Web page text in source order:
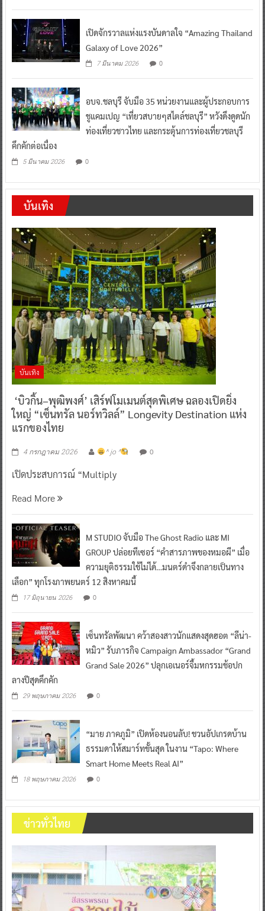
เปิดจักรวาลแห่งแรงบันดาลใจ “Amazing Thailand
Galaxy of Love 2026”
7 มีนาคม 2026 0
อบจ.ชลบุรี จับมือ 35 หน่วยงานและผู้ประกอบการ
ชูแคมเปญ “เที่ยวสบายๆสไตล์ชลบุรี” หวังดึงดูดนัก
ท่องเที่ยวชาวไทย และกระตุ้นการท่องเที่ยวชลบุรี
คึกคักต่อเนื่อง
5 มีนาคม 2026 0
บันเทิง
บันเทิง
‘บิวกิ้น–พุฒิพงศ์’ เสิร์ฟโมเมนต์สุดพิเศษ ฉลองเปิดยิ่ง
ใหญ่ “เซ็นทรัล นอร์ทวิลล์” Longevity Destination แห่ง
แรกของไทย
4 กรกฎาคม 2026 ^ jo ^ 0
เปิดประสบการณ์ “Multiply
Read More
M STUDIO จับมือ The Ghost Radio และ MI
GROUP ปล่อยทีเซอร์ “คำสารภาพของหมอผี” เมื่อ
ความยุติธรรมใช้ไม่ได้…มนตร์ดำจึงกลายเป็นทาง
เลือก” ทุกโรงภาพยนตร์ 12 สิงหาคมนี้
17 มิถุนายน 2026 0
เซ็นทรัลพัฒนา คว้าสองสาวนักแสดงสุดฮอต “ลีน่า-
หมิว” รับภารกิจ Campaign Ambassador “Grand
Grand Sale 2026” ปลุกเอเนอร์จี้มหกรรมช้อปก
ลางปีสุดคึกคัก
29 พฤษภาคม 2026 0
“มาย ภาคภูมิ” เปิดห้องนอนลับ! ชวนอัปเกรดบ้าน
ธรรมดาให้สมาร์ทขั้นสุด ในงาน “Tapo: Where
Smart Home Meets Real AI”
18 พฤษภาคม 2026 0
ข่าวทั่วไทย